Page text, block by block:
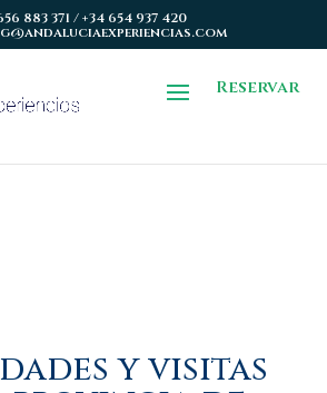
883 371 / +34 654 937 420
Reservar
y visitas